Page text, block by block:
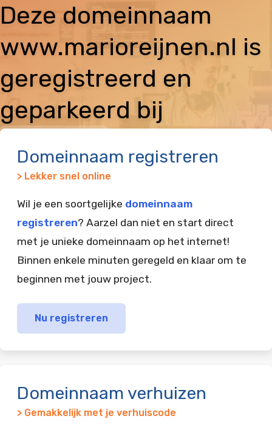
Deze domeinnaam
www.marioreijnen.nl is
geregistreerd en
geparkeerd bij
Domeinnaam registreren
> Lekker snel online
Wil je een soortgelijke domeinnaam
registreren? Aarzel dan niet en start direct
met je unieke domeinnaam op het internet!
Binnen enkele minuten geregeld en klaar om te
beginnen met jouw project.
Nu registreren
Domeinnaam verhuizen
> Gemakkelijk met je verhuiscode